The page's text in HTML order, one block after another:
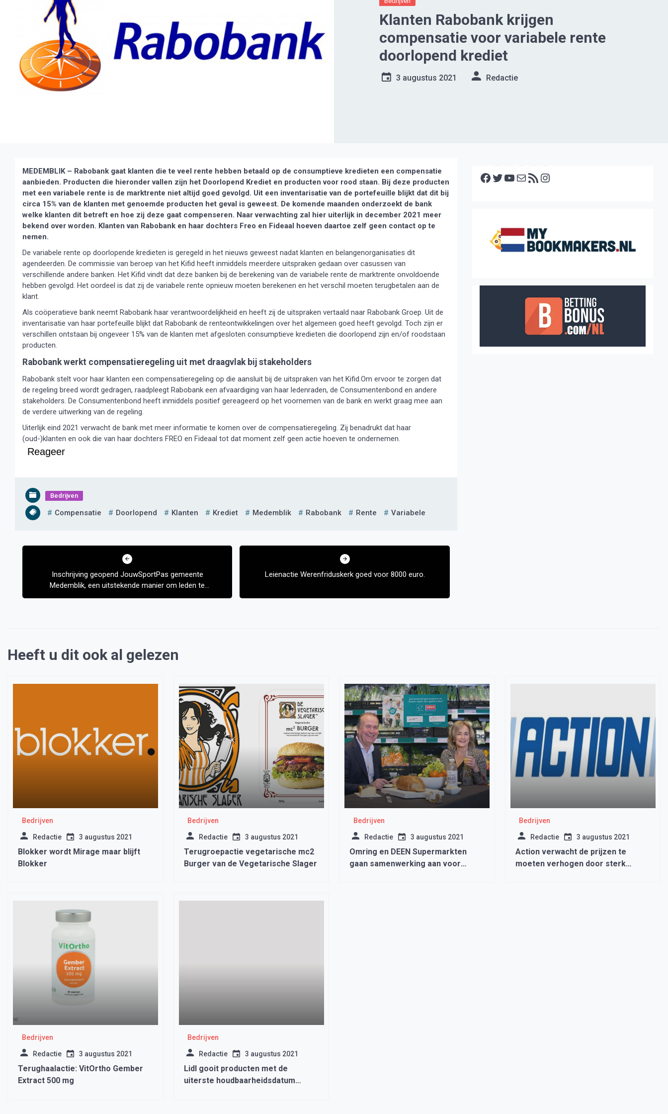
Klanten Rabobank krijgen
compensatie voor variabele rente
doorlopend krediet
3 augustus 2021 Redactie
MEDEMBLIK – Rabobank gaat klanten die te veel rente hebben betaald op de consumptieve kredieten een compensatie
aanbieden. Producten die hieronder vallen zijn het Doorlopend Krediet en producten voor rood staan. Bij deze producten
met een variabele rente is de marktrente niet altijd goed gevolgd. Uit een inventarisatie van de portefeuille blijkt dat dit bij
circa 15% van de klanten met genoemde producten het geval is geweest. De komende maanden onderzoekt de bank
welke klanten dit betreft en hoe zij deze gaat compenseren. Naar verwachting zal hier uiterlijk in december 2021 meer
bekend over worden. Klanten van Rabobank en haar dochters Freo en Fideaal hoeven daartoe zelf geen contact op te
nemen.
De variabele rente op doorlopende kredieten is geregeld in het nieuws geweest nadat klanten en belangenorganisaties dit
agendeerden. De commissie van beroep van het Kifid heeft inmiddels meerdere uitspraken gedaan over casussen van
verschillende andere banken. Het Kifid vindt dat deze banken bij de berekening van de variabele rente de marktrente onvoldoende
hebben gevolgd. Het oordeel is dat zij de variabele rente opnieuw moeten berekenen en het verschil moeten terugbetalen aan de
klant.
Als coöperatieve bank neemt Rabobank haar verantwoordelijkheid en heeft zij de uitspraken vertaald naar Rabobank Groep. Uit de
inventarisatie van haar portefeuille blijkt dat Rabobank de renteontwikkelingen over het algemeen goed heeft gevolgd. Toch zijn er
verschillen ontstaan bij ongeveer 15% van de klanten met afgesloten consumptieve kredieten die doorlopend zijn en/of roodstaan
producten.
Rabobank werkt compensatieregeling uit met draagvlak bij stakeholders
Rabobank stelt voor haar klanten een compensatieregeling op die aansluit bij de uitspraken van het Kifid.Om ervoor te zorgen dat
de regeling breed wordt gedragen, raadpleegt Rabobank een afvaardiging van haar ledenraden, de Consumentenbond en andere
stakeholders. De Consumentenbond heeft inmiddels positief gereageerd op het voornemen van de bank en werkt graag mee aan
de verdere uitwerking van de regeling.
Uiterlijk eind 2021 verwacht de bank met meer informatie te komen over de compensatieregeling. Zij benadrukt dat haar
(oud-)klanten en ook die van haar dochters FREO en Fideaal tot dat moment zelf geen actie hoeven te ondernemen.
Reageer
Bedrijven
Compensatie Doorlopend Klanten Krediet Medemblik Rabobank Rente Variabele
Bericht
Inschrijving geopend JouwSportPas gemeente
Medemblik, een uitstekende manier om leden te
werven.
Leienactie Werenfriduskerk goed voor 8000 euro.
Facebook Twitter YouTube E-mail RSS feed
Heeft u dit ook al gelezen
Bedrijven
Redactie 3 augustus 2021
Blokker wordt Mirage maar blijft
Blokker
Bedrijven
Redactie 3 augustus 2021
Terugroepactie vegetarische mc2
Burger van de Vegetarische Slager
Bedrijven
Redactie 3 augustus 2021
Omring en DEEN Supermarkten
gaan samenwerking aan voor
Bedrijven
Redactie 3 augustus 2021
Action verwacht de prijzen te
moeten verhogen door sterk
Bedrijven
Redactie 3 augustus 2021
Terughaalactie: VitOrtho Gember
Extract 500 mg
Bedrijven
Redactie 3 augustus 2021
Lidl gooit producten met de
uiterste houdbaarheidsdatum